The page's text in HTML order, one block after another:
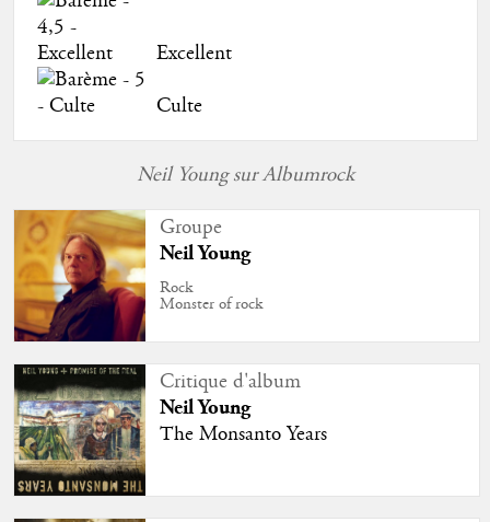
Excellent
Culte
Neil Young sur Albumrock
Groupe
Neil Young
Rock
Monster of rock
Critique d'album
Neil Young
The Monsanto Years